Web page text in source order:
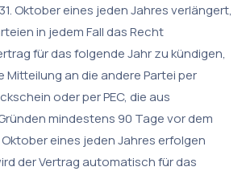
Oktober eines jeden Jahres verlängert,
in jedem Fall das Recht
für das folgende Jahr zu kündigen,
Mitteilung an die andere Partei per
oder per PEC, die aus
mindestens 90 Tage vor dem
eines jeden Jahres erfolgen
der Vertrag automatisch für das